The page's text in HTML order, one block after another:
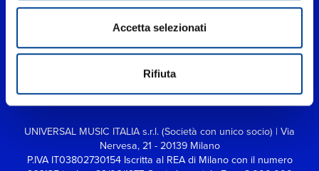
Accetta selezionati
Rifiuta
UNIVERSAL MUSIC ITALIA s.r.l. (Società con unico socio) | Via
Nervesa, 21 - 20139 Milano
P.IVA IT03802730154 Iscritta al REA di Milano con il numero